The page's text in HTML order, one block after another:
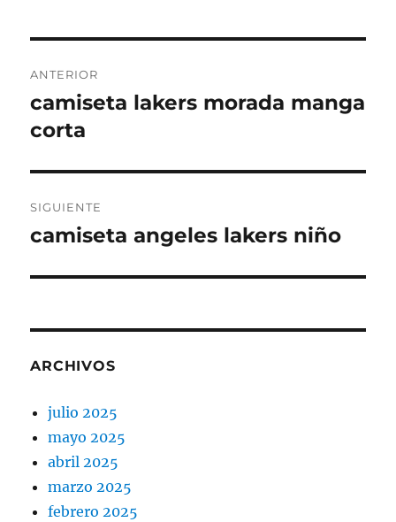
de
entradas
ANTERIOR
Entrada
anterior:
camiseta lakers morada manga
corta
SIGUIENTE
Entrada
camiseta angeles lakers niño
ARCHIVOS
julio 2025
mayo 2025
abril 2025
marzo 2025
febrero 2025